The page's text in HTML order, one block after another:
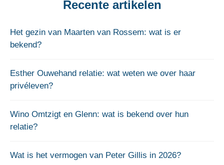
Recente artikelen
Het gezin van Maarten van Rossem: wat is er
bekend?
Esther Ouwehand relatie: wat weten we over haar
privéleven?
Wino Omtzigt en Glenn: wat is bekend over hun
relatie?
Wat is het vermogen van Peter Gillis in 2026?